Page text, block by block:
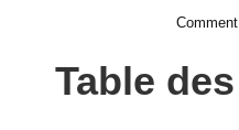
Table